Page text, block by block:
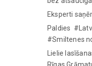
Eksperti
Paldies
#Smiltenes
Lielie